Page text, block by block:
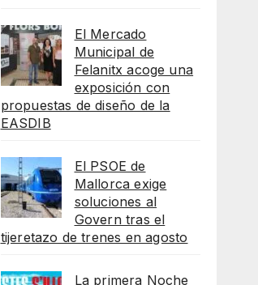
El Mercado
Municipal de
Felanitx acoge una
exposición con
propuestas de diseño de la
EASDIB
El PSOE de
Mallorca exige
soluciones al
Govern tras el
tijeretazo de trenes en agosto
La primera Noche